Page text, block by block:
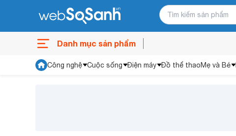
Danh mục sản phẩm
Công nghệ Cuộc sống Điện máy Đồ thể thaoMẹ và Bé